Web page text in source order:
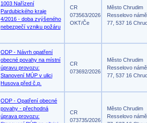
1003 Nařízení
Pardubického kraje
4/2016 - doba zvýšeného
nebezpečí vzniku požáru
CR
073563/2026
OKT/Če
Město Chrudim
Resselovo
77, 537 16
ODP - Návrh opatření
obecné povahy na místní
úpravu provozu:
Stanovení MÚP v ulici
Husova před č.p.
CR
073692/2026
Město Chrudim
Resselovo
77, 537 16
ODP - Opatření obecné
povahy - přechodná
úprava provozu:
CR
073735/2026
Město Chrudim
Resselovo